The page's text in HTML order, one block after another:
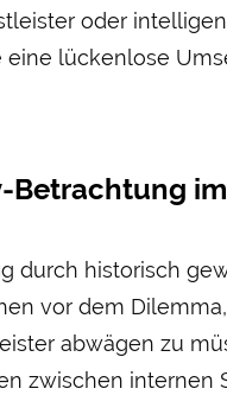
oder
lückenlose
durch historisch
vor dem
abwägen zu
zwischen internen